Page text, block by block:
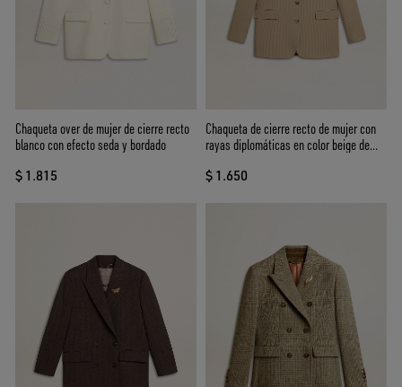
Chaqueta over de mujer de cierre recto
blanco con efecto seda y bordado
$ 1.815
Chaqueta de cierre recto de mujer con
rayas diplomáticas en color beige de
$ 1.650